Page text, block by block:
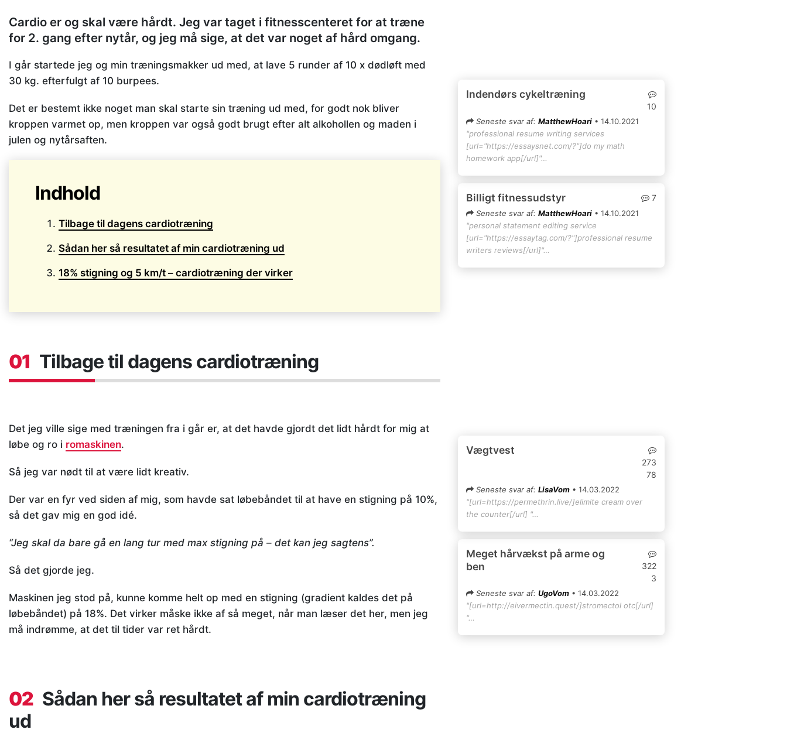
Cardio er og skal være hårdt. Jeg var taget i fitnesscenteret for at træne
for 2. gang efter nytår, og jeg må sige, at det var noget af hård omgang.
I går startede jeg og min træningsmakker ud med, at lave 5 runder af 10 x dødløft med
30 kg. efterfulgt af 10 burpees.
Det er bestemt ikke noget man skal starte sin træning ud med, for godt nok bliver
kroppen varmet op, men kroppen var også godt brugt efter alt alkohollen og maden i
julen og nytårsaften.
Indhold
Tilbage til dagens cardiotræning
Sådan her så resultatet af min cardiotræning ud
18% stigning og 5 km/t – cardiotræning der virker
01 Tilbage til dagens cardiotræning
Det jeg ville sige med træningen fra i går er, at det havde gjordt det lidt hårdt for mig at
løbe og ro i romaskinen.
Så jeg var nødt til at være lidt kreativ.
Der var en fyr ved siden af mig, som havde sat løbebåndet til at have en stigning på 10%,
så det gav mig en god idé.
“Jeg skal da bare gå en lang tur med max stigning på – det kan jeg sagtens”.
Så det gjorde jeg.
Maskinen jeg stod på, kunne komme helt op med en stigning (gradient kaldes det på
løbebåndet) på 18%. Det virker måske ikke af så meget, når man læser det her, men jeg
må indrømme, at det til tider var ret hårdt.
02 Sådan her så resultatet af min cardiotræning
ud
Indendørs cykeltræning
10
Seneste svar af: MatthewHoari• 14.10.2021
"professional resume writing services
[url="https://essaysnet.com/?"]do my math
homework app[/url]"…
Billigt fitnessudstyr 7
Seneste svar af: MatthewHoari• 14.10.2021
"personal statement editing service
[url="https://essaytag.com/?"]professional resume
writers reviews[/url]"…
Vægtvest
273
78
Seneste svar af: LisaVom• 14.03.2022
"[url=https://permethrin.live/]elimite cream over
the counter[/url] "…
Meget hårvækst på arme og
ben
322
3
Seneste svar af: UgoVom• 14.03.2022
"[url=http://eivermectin.quest/]stromectol otc[/url]
"…